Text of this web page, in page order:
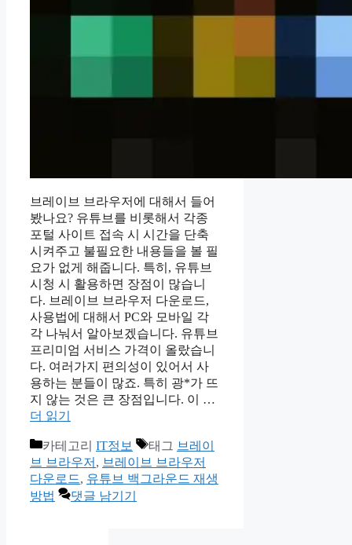
브레이브 브라우저에 대해서 들어
봤나요? 유튜브를 비롯해서 각종
포털 사이트 접속 시 시간을 단축
시켜주고 불필요한 내용들을 볼 필
요가 없게 해줍니다. 특히, 유튜브
시청 시 활용하면 장점이 많습니
다. 브레이브 브라우저 다운로드,
사용법에 대해서 PC와 모바일 각
각 나눠서 알아보겠습니다. 유튜브
프리미엄 서비스 가격이 올랐습니
다. 여러가지 편의성이 있어서 사
용하는 분들이 많죠. 특히 광*가 뜨
지 않는 것은 큰 장점입니다. 이 …
더 읽기
카테고리 IT정보 태그 브레이
브 브라우저 , 브레이브 브라우저
다운로드, 유튜브 백그라운드 재생
방법
댓글 남기기